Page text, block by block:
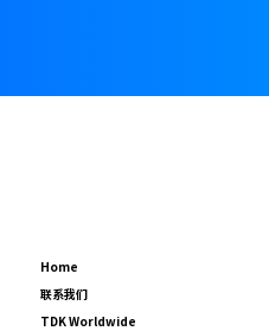
Home
联系我们
TDK Worldwide